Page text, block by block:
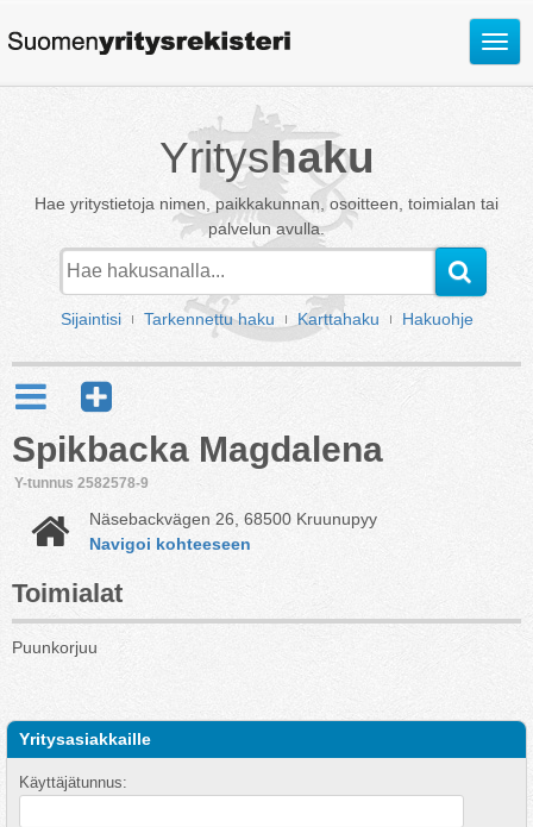
Avaa
Yrityshaku
Hae yritystietoja nimen, paikkakunnan, osoitteen, toimialan tai
palvelun avulla.
Sijaintisi Tarkennettu haku Karttahaku Hakuohje
Spikbacka Magdalena
Y-tunnus 2582578-9
Näsebackvägen 26, 68500 Kruunupyy
Navigoi kohteeseen
Toimialat
Puunkorjuu
Yritysasiakkaille
Käyttäjätunnus: